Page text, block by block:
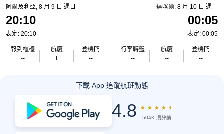
阿爾及利亞, 8 月 9 日 週日
20:10
表定: 20:10
報到櫃檯
--
航廈
登機門
--
達喀爾, 8 月 10 日 週一
00:05
表定: 00:05
行李轉盤
--
航廈
--
登機門
--
下載 App 追蹤航班動態
4.8 ★ ★ ★ ★ ★
504K 則評論